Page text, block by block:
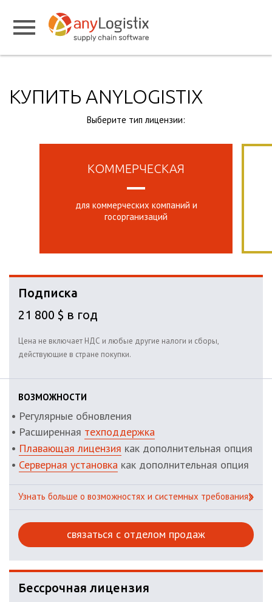
КУПИТЬ ANYLOGISTIX
Выберите тип лицензии:
КОММЕРЧЕСКАЯ
для коммерческих компаний и
госорганизаций
Подписка
21 800 $ в год
Цена не включает НДС и любые другие налоги и сборы,
действующие в стране покупки.
ВОЗМОЖНОСТИ
Регулярные обновления
Расширенная техподдержка
Плавающая лицензия как дополнительная опция
Серверная установка как дополнительная опция
Узнать больше о возможностях и системных требованиях
связаться с отделом продаж
Бессрочная лицензия